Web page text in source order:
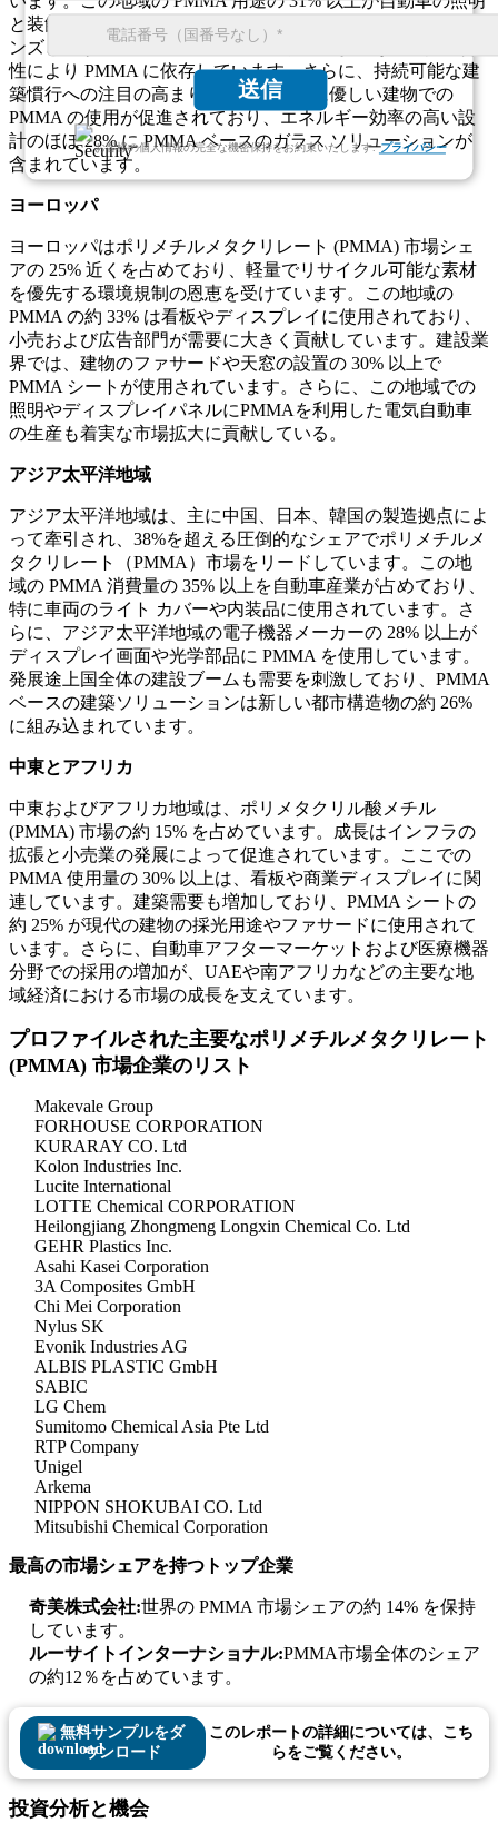
送信
お客様の個人情報の完全な機密保持をお約束いたします.プライバシー
と装飾品に使用されています。ヘルスケア分野では、眼内レ
ンズと整形外科用セメント製品の約 36% が、その生体適合
性により PMMA に依存しています。さらに、持続可能な建
築慣行への注目の高まりにより、環境に優しい建物での
PMMA の使用が促進されており、エネルギー効率の高い設
計のほぼ 28% に PMMA ベースのガラス ソリューションが
含まれています。
ヨーロッパ
ヨーロッパはポリメチルメタクリレート (PMMA) 市場シェ
アの 25% 近くを占めており、軽量でリサイクル可能な素材
を優先する環境規制の恩恵を受けています。この地域の
PMMA の約 33% は看板やディスプレイに使用されており、
小売および広告部門が需要に大きく貢献しています。建設業
界では、建物のファサードや天窓の設置の 30% 以上で
PMMA シートが使用されています。さらに、この地域での
照明やディスプレイパネルにPMMAを利用した電気自動車
の生産も着実な市場拡大に貢献している。
アジア太平洋地域
アジア太平洋地域は、主に中国、日本、韓国の製造拠点によ
って牽引され、38%を超える圧倒的なシェアでポリメチルメ
タクリレート（PMMA）市場をリードしています。この地
域の PMMA 消費量の 35% 以上を自動車産業が占めており、
特に車両のライト カバーや内装品に使用されています。さ
らに、アジア太平洋地域の電子機器メーカーの 28% 以上が
ディスプレイ画面や光学部品に PMMA を使用しています。
発展途上国全体の建設ブームも需要を刺激しており、PMMA
ベースの建築ソリューションは新しい都市構造物の約 26%
に組み込まれています。
中東とアフリカ
中東およびアフリカ地域は、ポリメタクリル酸メチル
(PMMA) 市場の約 15% を占めています。成長はインフラの
拡張と小売業の発展によって促進されています。ここでの
PMMA 使用量の 30% 以上は、看板や商業ディスプレイに関
連しています。建築需要も増加しており、PMMA シートの
約 25% が現代の建物の採光用途やファサードに使用されて
います。さらに、自動車アフターマーケットおよび医療機器
分野での採用の増加が、UAEや南アフリカなどの主要な地
域経済における市場の成長を支えています。
プロファイルされた主要なポリメチルメタクリレート
(PMMA) 市場企業のリスト
Makevale Group
FORHOUSE CORPORATION
KURARAY CO. Ltd
Kolon Industries Inc.
Lucite International
LOTTE Chemical CORPORATION
Heilongjiang Zhongmeng Longxin Chemical Co. Ltd
GEHR Plastics Inc.
Asahi Kasei Corporation
3A Composites GmbH
Chi Mei Corporation
Nylus SK
Evonik Industries AG
ALBIS PLASTIC GmbH
SABIC
LG Chem
Sumitomo Chemical Asia Pte Ltd
RTP Company
Unigel
Arkema
NIPPON SHOKUBAI CO. Ltd
Mitsubishi Chemical Corporation
最高の市場シェアを持つトップ企業
奇美株式会社:世界の PMMA 市場シェアの約 14% を保持
しています。
ルーサイトインターナショナル:PMMA市場全体のシェア
の約12％を占めています。
無料サンプルをダ
ウンロード
このレポートの詳細については、こち
らをご覧ください。
投資分析と機会